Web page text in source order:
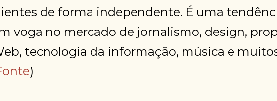
de forma independente. É uma
voga no mercado de jornalismo, design,
tecnologia da informação, música e
)